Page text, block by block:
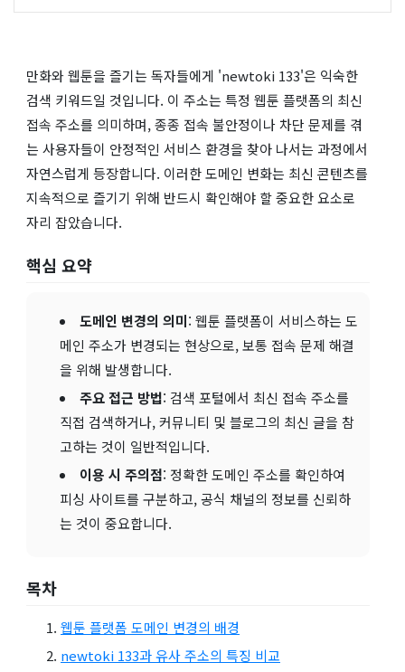
만화와 웹툰을 즐기는 독자들에게 'newtoki 133'은 익숙한
검색 키워드일 것입니다. 이 주소는 특정 웹툰 플랫폼의 최신
접속 주소를 의미하며, 종종 접속 불안정이나 차단 문제를 겪
는 사용자들이 안정적인 서비스 환경을 찾아 나서는 과정에서
자연스럽게 등장합니다. 이러한 도메인 변화는 최신 콘텐츠를
지속적으로 즐기기 위해 반드시 확인해야 할 중요한 요소로
자리 잡았습니다.
핵심 요약
도메인 변경의 의미: 웹툰 플랫폼이 서비스하는 도
메인 주소가 변경되는 현상으로, 보통 접속 문제 해결
을 위해 발생합니다.
주요 접근 방법: 검색 포털에서 최신 접속 주소를
직접 검색하거나, 커뮤니티 및 블로그의 최신 글을 참
고하는 것이 일반적입니다.
이용 시 주의점: 정확한 도메인 주소를 확인하여
피싱 사이트를 구분하고, 공식 채널의 정보를 신뢰하
는 것이 중요합니다.
목차
웹툰 플랫폼 도메인 변경의 배경
newtoki 133과 유사 주소의 특징 비교